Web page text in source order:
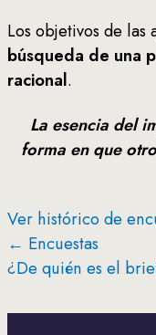
Los objetivos de las
búsqueda de una
racional.
La esencia del
forma en que
Ver histórico de
← Encuestas
¿De quién es el